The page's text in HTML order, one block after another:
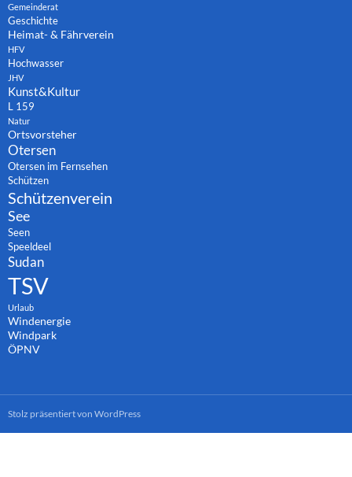
Gemeinderat
Geschichte
Heimat- & Fährverein
HFV
Hochwasser
JHV
Kunst&Kultur
L 159
Natur
Ortsvorsteher
Otersen
Otersen im Fernsehen
Schützen
Schützenverein
See
Seen
Speeldeel
Sudan
TSV
Urlaub
Windenergie
Windpark
ÖPNV
Stolz präsentiert von WordPress